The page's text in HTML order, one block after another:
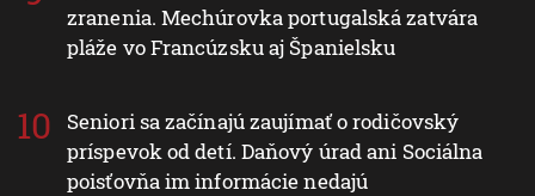
zranenia. Mechúrovka portugalská zatvára
pláže vo Francúzsku aj Španielsku
Seniori sa začínajú zaujímať o rodičovský
príspevok od detí. Daňový úrad ani Sociálna
poisťovňa im informácie nedajú